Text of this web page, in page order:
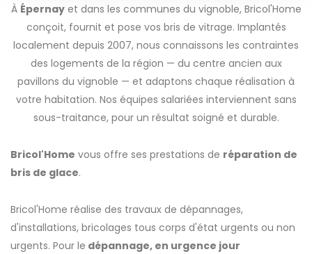
À Épernayet dans les communes du vignoble, Bricol'Home
conçoit, fournit et pose vos bris de vitrage. Implantés
localement depuis 2007, nous connaissons les contraintes
des logements de la région — du centre ancien aux
pavillons du vignoble — et adaptons chaque réalisation à
votre habitation. Nos équipes salariées interviennent sans
sous-traitance, pour un résultat soigné et durable.
Bricol'Home vous offre ses prestations de réparation de
bris de glace.
Bricol'Home réalise des travaux de dépannages,
d'installations, bricolages tous corps d'état urgents ou non
urgents. Pour le dépannage, en urgence jour